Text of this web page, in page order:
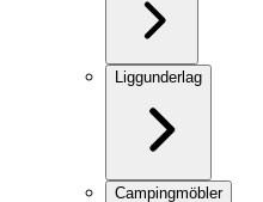
Liggunderlag
Campingmöbler